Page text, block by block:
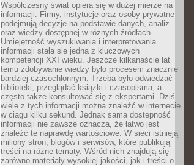
Współczesny świat opiera się w dużej mierze na
informacji. Firmy, instytucje oraz osoby prywatne
podejmują decyzje na podstawie danych, analiz
oraz wiedzy dostępnej w różnych źródłach.
Umiejętność wyszukiwania i interpretowania
informacji stała się jedną z kluczowych
kompetencji XXI wieku. Jeszcze kilkanaście lat
temu zdobywanie wiedzy było procesem znacznie
bardziej czasochłonnym. Trzeba było odwiedzać
biblioteki, przeglądać książki i czasopisma, a
często także konsultować się z ekspertami. Dziś
wiele z tych informacji można znaleźć w internecie
w ciągu kilku sekund. Jednak sama dostępność
informacji nie zawsze oznacza, że łatwo jest
znaleźć te naprawdę wartościowe. W sieci istnieją
miliony stron, blogów i serwisów, które publikują
treści na różne tematy. Wśród nich znajdują się
zarówno materiały wysokiej jakości, jak i treści o